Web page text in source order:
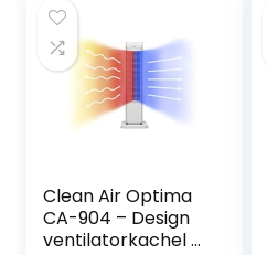
°C – Oscillatie 80°
– Stoffilter –
Geschikt voor
ruimtes tot
40m²/100 m³
(Zwart)
Clean Air Optima
CA-904 – Design
ventilatorkachel –